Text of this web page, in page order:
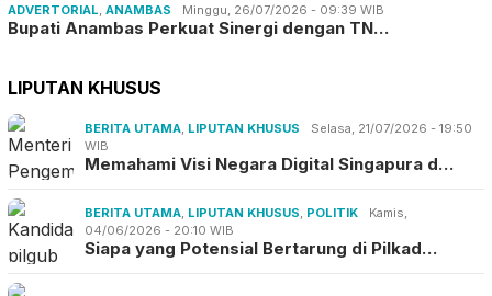
ADVERTORIAL, ANAMBAS Minggu, 26/07/2026 - 09:39 WIB
Bupati Anambas Perkuat Sinergi dengan TN…
LIPUTAN KHUSUS
BERITA UTAMA, LIPUTAN KHUSUS
Selasa, 21/07/2026 - 19:50
WIB
Memahami Visi Negara Digital Singapura d…
BERITA UTAMA, LIPUTAN KHUSUS, POLITIK
Kamis,
04/06/2026 - 20:10 WIB
Siapa yang Potensial Bertarung di Pilkad…